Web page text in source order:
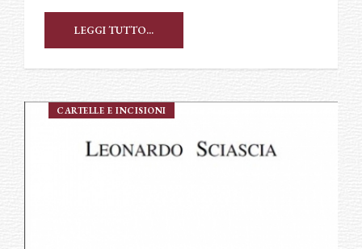
LEGGI TUTTO...
CARTELLE E INCISIONI